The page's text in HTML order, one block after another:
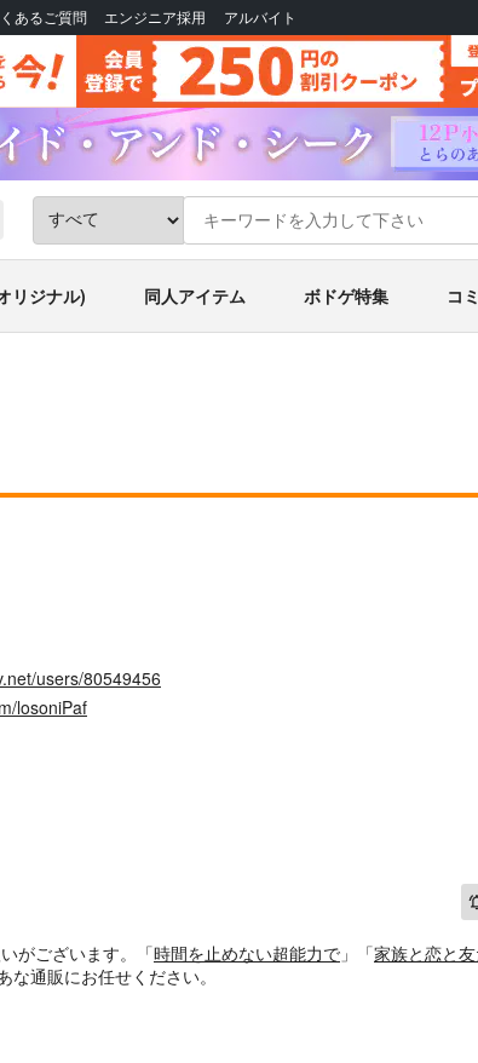
あるご質問 エンジニア採用 アルバイト
リジナル) 同人アイテム ボドゲ特集 コ
users/80549456
losoniPaf
がございます。「時間を止めない超能力で 」「家族と恋と
通販にお任せください。